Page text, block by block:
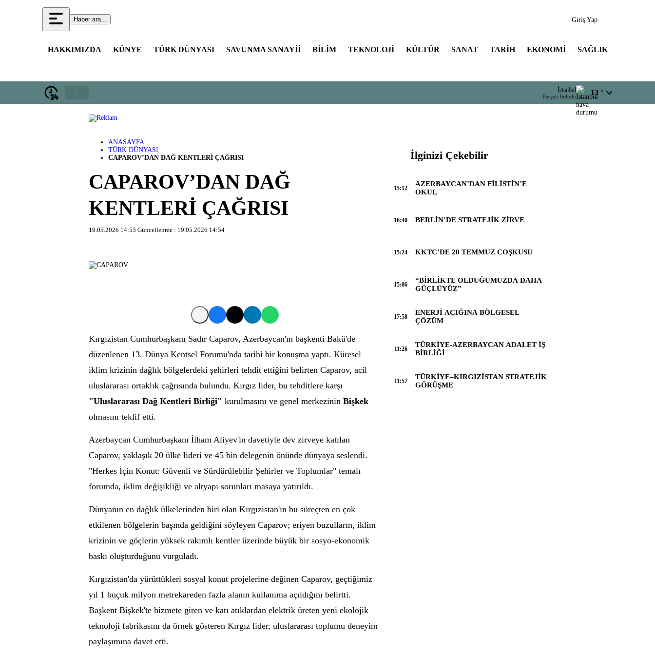
Haber ara... Giriş Yap
HAKKIMIZDA KÜNYE TÜRK DÜNYASI SAVUNMA SANAYİİ BİLİM TEKNOLOJİ KÜLTÜR SANAT TARİH EKONOMİ SAĞLIK
İstanbul
Parçalı Bulutlu 13 °
ANASAYFA
TÜRK DÜNYASI
CAPAROV’DAN DAĞ KENTLERİ ÇAĞRISI
CAPAROV’DAN DAĞ
KENTLERİ ÇAĞRISI
19.05.2026 14:53 Güncellenme : 19.05.2026 14:54
Kırgızistan Cumhurbaşkanı Sadır Caparov, Azerbaycan'ın başkenti Bakü'de
düzenlenen 13. Dünya Kentsel Forumu'nda tarihi bir konuşma yaptı. Küresel
iklim krizinin dağlık bölgelerdeki şehirleri tehdit ettiğini belirten Caparov, acil
uluslararası ortaklık çağrısında bulundu. Kırgız lider, bu tehditlere karşı
"Uluslararası Dağ Kentleri Birliği" kurulmasını ve genel merkezinin Bişkek
olmasını teklif etti.
Azerbaycan Cumhurbaşkanı İlham Aliyev'in davetiyle dev zirveye katılan
Caparov, yaklaşık 20 ülke lideri ve 45 bin delegenin önünde dünyaya seslendi.
"Herkes İçin Konut: Güvenli ve Sürdürülebilir Şehirler ve Toplumlar" temalı
forumda, iklim değişikliği ve altyapı sorunları masaya yatırıldı.
Dünyanın en dağlık ülkelerinden biri olan Kırgızistan'ın bu süreçten en çok
etkilenen bölgelerin başında geldiğini söyleyen Caparov; eriyen buzulların, iklim
krizinin ve göçlerin yüksek rakımlı kentler üzerinde büyük bir sosyo-ekonomik
baskı oluşturduğunu vurguladı.
Kırgızistan'da yürüttükleri sosyal konut projelerine değinen Caparov, geçtiğimiz
yıl 1 buçuk milyon metrekareden fazla alanın kullanıma açıldığını belirtti.
Başkent Bişkek'te hizmete giren ve katı atıklardan elektrik üreten yeni ekolojik
teknoloji fabrikasını da örnek gösteren Kırgız lider, uluslararası toplumu deneyim
paylaşımına davet etti.
İlginizi Çekebilir
AZERBAYCAN’DAN FİLİSTİN’E
OKUL
15:12
BERLİN’DE STRATEJİK ZİRVE
16:40
KKTC’DE 20 TEMMUZ COŞKUSU
15:24
“BİRLİKTE OLDUĞUMUZDA DAHA
GÜÇLÜYÜZ”
15:06
ENERJİ AÇIĞINA BÖLGESEL
ÇÖZÜM
17:58
TÜRKİYE-AZERBAYCAN ADALET İŞ
BİRLİĞİ
11:26
TÜRKİYE–KIRGIZİSTAN STRATEJİK
GÖRÜŞME
11:57